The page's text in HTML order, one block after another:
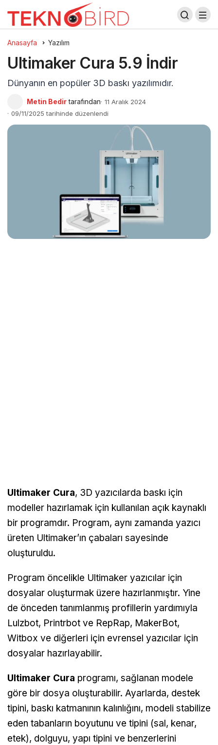
Anasayfa Yazılım
Ultimaker Cura 5.9 İndir
Dünyanın en popüler 3D baskı yazılımıdır.
Metin Bedir tarafından 11 Aralık 2024
09/11/2025 tarihinde düzenlendi
Ultimaker Cura, 3D yazıcılarda baskı için
modeller hazırlamak için kullanılan açık kaynaklı
bir programdır. Program, aynı zamanda yazıcı
üreten Ultimaker’ın çabaları sayesinde
oluşturuldu.
Program öncelikle Ultimaker yazıcılar için
dosyalar oluşturmak üzere hazırlanmıştır. Yine
de önceden tanımlanmış profillerin yardımıyla
Lulzbot, Printrbot ve RepRap, MakerBot,
Witbox ve diğerleri için evrensel yazıcılar için
dosyalar hazırlayabilir.
Ultimaker Cura programı, sağlanan modele
göre bir dosya oluşturabilir. Ayarlarda, destek
tipini, baskı katmanının kalınlığını, modeli stabilize
eden tabanların boyutunu ve tipini (sal, kenar,
etek), dolguyu, yapı tipini ve benzerlerini